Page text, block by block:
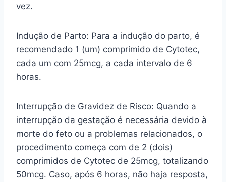
vez.
Indução de Parto: Para a indução do parto, é
recomendado 1 (um) comprimido de Cytotec,
cada um com 25mcg, a cada intervalo de 6
horas.
Interrupção de Gravidez de Risco: Quando a
interrupção da gestação é necessária devido à
morte do feto ou a problemas relacionados, o
procedimento começa com de 2 (dois)
comprimidos de Cytotec de 25mcg, totalizando
50mcg. Caso, após 6 horas, não haja resposta,